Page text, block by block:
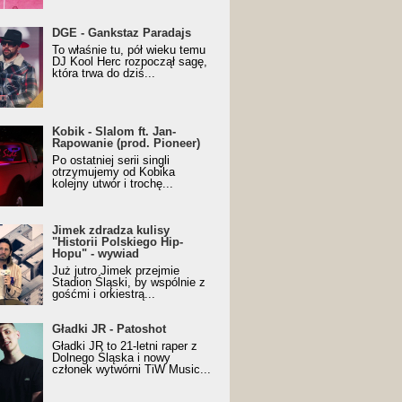
z nagrodą za
Trueschoolowy
Roku (Popkillery 2023)
DGE - Gankstaz Paradajs
To właśnie tu, pół wieku temu
DJ Kool Herc rozpoczął sagę,
która trwa do dziś...
- Slalom ft. Jan-
(prod. Pioneer)
Music Visualiser]
Kobik - Slalom ft. Jan-
Rapowanie (prod. Pioneer)
Po ostatniej serii singli
otrzymujemy od Kobika
kolejny utwór i trochę...
zdradza kulisy "Historii
Hip-Hopu" - wywiad
Jimek zdradza kulisy
"Historii Polskiego Hip-
Hopu" - wywiad
Już jutro Jimek przejmie
Stadion Śląski, by wspólnie z
gośćmi i orkiestrą...
JR - Patoshot
Gładki JR - Patoshot
Gładki JR to 21-letni raper z
Dolnego Śląska i nowy
członek wytwórni TiW Music...